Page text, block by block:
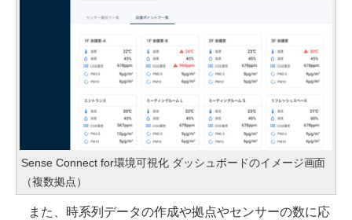
Sense Connect for環境可視化 ダッシュボードのイメージ画面
（複数拠点）
また、時系列データの作成や拠点やセンサーの数に応